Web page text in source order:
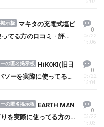
15:07
示板
マキタの充電式塩ビ
てる方の口コミ・評判
0
05/22
15:06
の匿名掲示板
HiKOKI(旧日
ソーを実際に使ってる方
0
05/22
15:04
の匿名掲示板
EARTH MAN
を実際に使ってる方の
0
05/22
15:03